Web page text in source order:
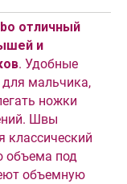
отличный
и
. Удобные
для мальчика,
ножки
Швы
классический
объема под
объемную